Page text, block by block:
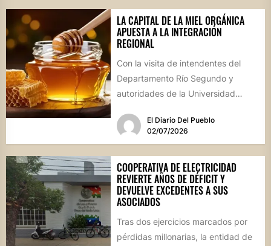
LA CAPITAL DE LA MIEL ORGÁNICA
APUESTA A LA INTEGRACIÓN
REGIONAL
Con la visita de intendentes del
Departamento Río Segundo y
autoridades de la Universidad
Soto...
El Diario Del Pueblo
02/07/2026
COOPERATIVA DE ELECTRICIDAD
REVIERTE AÑOS DE DÉFICIT Y
DEVUELVE EXCEDENTES A SUS
ASOCIADOS
Tras dos ejercicios marcados por
pérdidas millonarias, la entidad de